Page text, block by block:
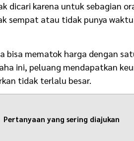
dicari karena untuk sebagian
sempat atau tidak punya
bisa mematok harga dengan
ini, peluang mendapatkan
tidak terlalu besar.
Pertanyaan yang sering diajukan